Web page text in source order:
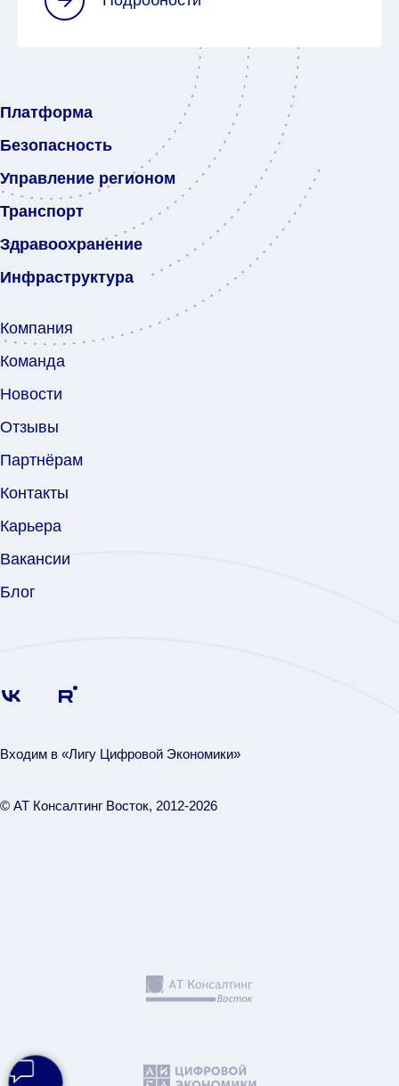
Платформа
Безопасность
Управление регионом
Транспорт
Здравоохранение
Инфраструктура
Компания
Команда
Новости
Отзывы
Партнёрам
Контакты
Карьера
Вакансии
Блог
Входим в «Лигу Цифровой Экономики»
© АТ Консалтинг Восток, 2012-2026